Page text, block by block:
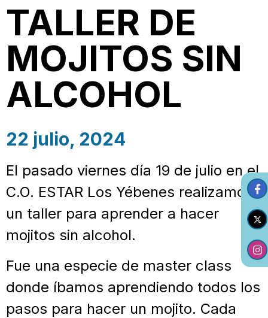
TALLER DE
MOJITOS SIN
ALCOHOL
22 julio, 2024
El pasado viernes día 19 de julio en el
C.O. ESTAR Los Yébenes realizamos
un taller para aprender a hacer
mojitos sin alcohol.
Fue una especie de master class
donde íbamos aprendiendo todos los
pasos para hacer un mojito. Cada